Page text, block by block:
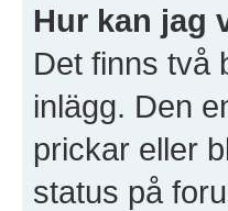
Hur kan jag
Det finns två
inlägg. Den
prickar eller
status på